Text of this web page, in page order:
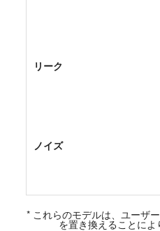
リーク
ノイズ
* これらのモデルは、ユーザ
を置き換えることに